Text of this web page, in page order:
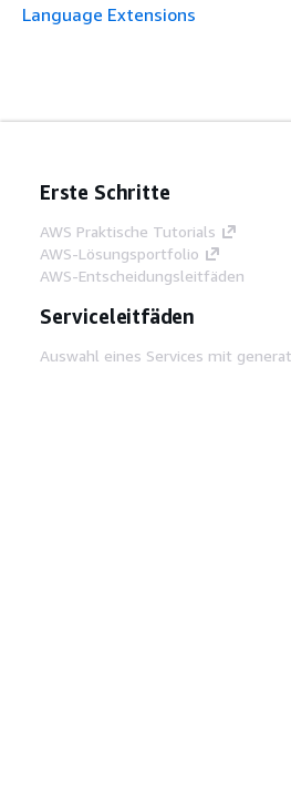
Language Extensions
Erste Schritte
AWS Praktische Tutorials
AWS-Lösungsportfolio
AWS-Entscheidungsleitfäden
Serviceleitfäden
Auswahl eines Services mit